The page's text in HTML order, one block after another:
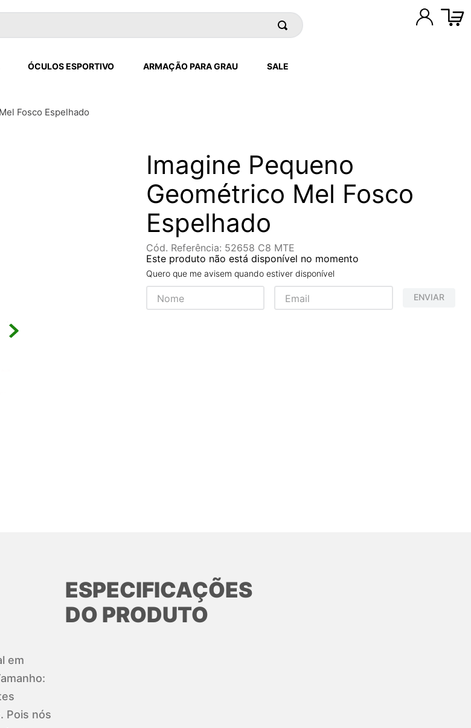
ÓCULOS ESPORTIVO ARMAÇÃO PARA GRAU SALE
Fosco Espelhado
Imagine Pequeno
Geométrico Mel Fosco
Espelhado
Cód. Referência: 52658 C8 MTE
Este produto não está disponível no momento
Quero que me avisem quando estiver disponível
ENVIAR
em
Pois nós
ESPECIFICAÇÕES
DO PRODUTO